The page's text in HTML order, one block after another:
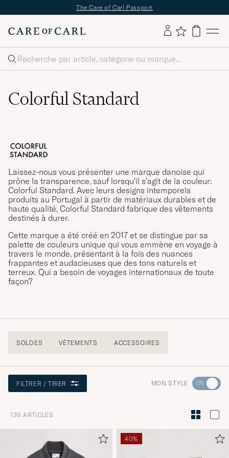
The Care of Carl Passport
Rechercher
Colorful Standard
Laissez-nous vous présenter une marque danoise qui
prône la transparence, sauf lorsqu'il s'agit de la couleur:
Colorful Standard. Avec leurs designs intemporels
produits au Portugal à partir de matériaux durables et de
haute qualité, Colorful Standard fabrique des vêtements
destinés à durer.
Cette marque a été créé en 2017 et se distingue par sa
palette de couleurs unique qui vous emmène en voyage à
travers le monde, présentant à la fois des nuances
frappantes et audacieuses que des tons naturels et
terreux. Qui a besoin de voyages internationaux de toute
façon?
SOLDES VÊTEMENTS ACCESSOIRES
FILTRER / TRIER MON STYLE Rendez-
dans
section
139 ARTICLES
40%